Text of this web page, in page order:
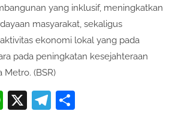
yang inklusif, meningkatkan
masyarakat, sekaligus
ekonomi lokal yang pada
pada peningkatan kesejahteraan
Metro. (BSR)
WhatsApp
X Telegram